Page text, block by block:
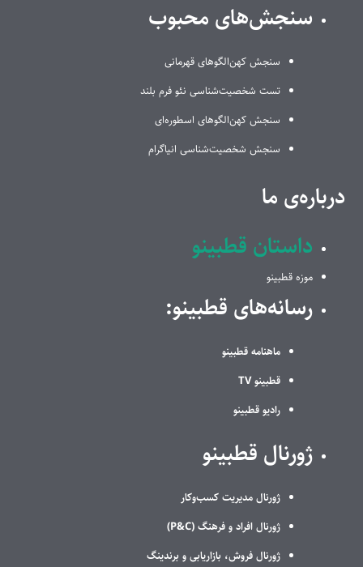
سنجش‌های محبوب
سنجش کهن‌الگوهای قهرمانی
تست شخصیت‌شناسی نئو فرم بلند
سنجش کهن‌الگوهای اسطوره‌ای
سنجش شخصیت‌شناسی انیاگرام
درباره‌ی ما
داستان قطبینو
موزه قطبینو
رسانه‌های قطبینو:
ماهنامه قطبینو
قطبینو TV
رادیو قطبینو
ژورنال قطبینو
ژورنال مدیریت کسب‌وکار
ژورنال افراد و فرهنگ (P&C)
ژورنال فروش، بازاریابی و برندینگ